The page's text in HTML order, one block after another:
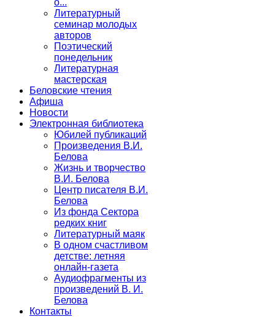
Литературный
семинар молодых
авторов
Поэтический
понедельник
Литературная
мастерская
Беловские чтения
Афиша
Новости
Электронная библиотека
Юбилей публикаций
Произведения В.И.
Белова
Жизнь и творчество
В.И. Белова
Центр писателя В.И.
Белова
Из фонда Сектора
редких книг
Литературный маяк
В одном счастливом
детстве: летняя
онлайн-газета
Аудиофрагменты из
произведений В. И.
Белова
Контакты